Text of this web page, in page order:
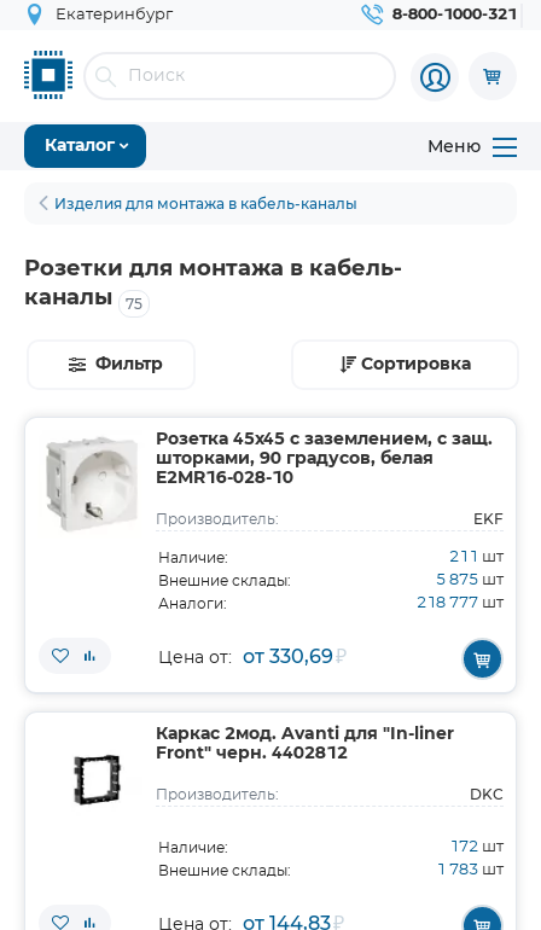
Екатеринбург 8-800-1000-321
Каталог Меню
Изделия для монтажа в кабель-каналы
Розетки для монтажа в кабель-
каналы
75
Фильтр Сортировка
Розетка 45х45 с заземлением, с защ.
шторками, 90 градусов, белая
E2MR16-028-10
Производитель: EKF
Наличие: 211 шт
Внешние склады: 5 875 шт
Аналоги: 218 777 шт
Цена от: от 330,69₽
Каркас 2мод. Avanti для "In-liner
Front" черн. 4402812
Производитель: DKC
Наличие: 172 шт
Внешние склады: 1 783 шт
Цена от: от 144,83₽